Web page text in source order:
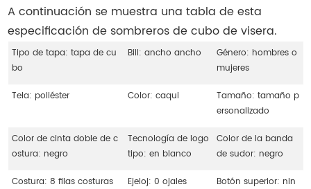
A continuación se muestra una tabla de esta
especificación de sombreros de cubo de visera.
Tipo de tapa: tapa de cu
bo
Bill: ancho ancho
Género: hombres o
mujeres
Tela: poliéster Color: caqui
Tamaño: tamaño p
ersonalizado
Color de cinta doble de c
ostura: negro
Tecnología de logo
tipo: en blanco
Color de la banda
de sudor: negro
Costura: 8 filas costuras Ejeloj: 0 ojales
Botón superior: nin